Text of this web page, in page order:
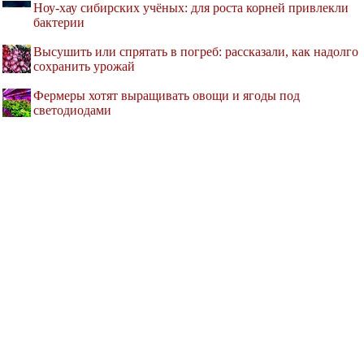
Ноу-хау сибирских учёных: для роста корней привлекли
бактерии
Высушить или спрятать в погреб: рассказали, как надолго
сохранить урожай
Фермеры хотят выращивать овощи и ягоды под
светодиодами